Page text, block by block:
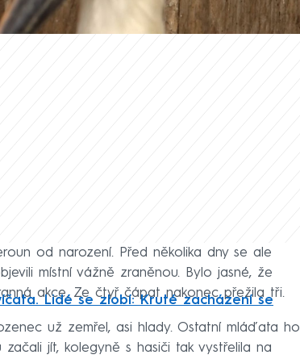
od narození. Před několika dny se ale
místní vážně zraněnou. Bylo jasné, že
akce. Ze čtyř čápat nakonec přežila tři.
Lidé se zlobí: Kruté zacházení se
už zemřel, asi hlady. Ostatní mláďata ho
jít, kolegyně s hasiči tak vystřelila na